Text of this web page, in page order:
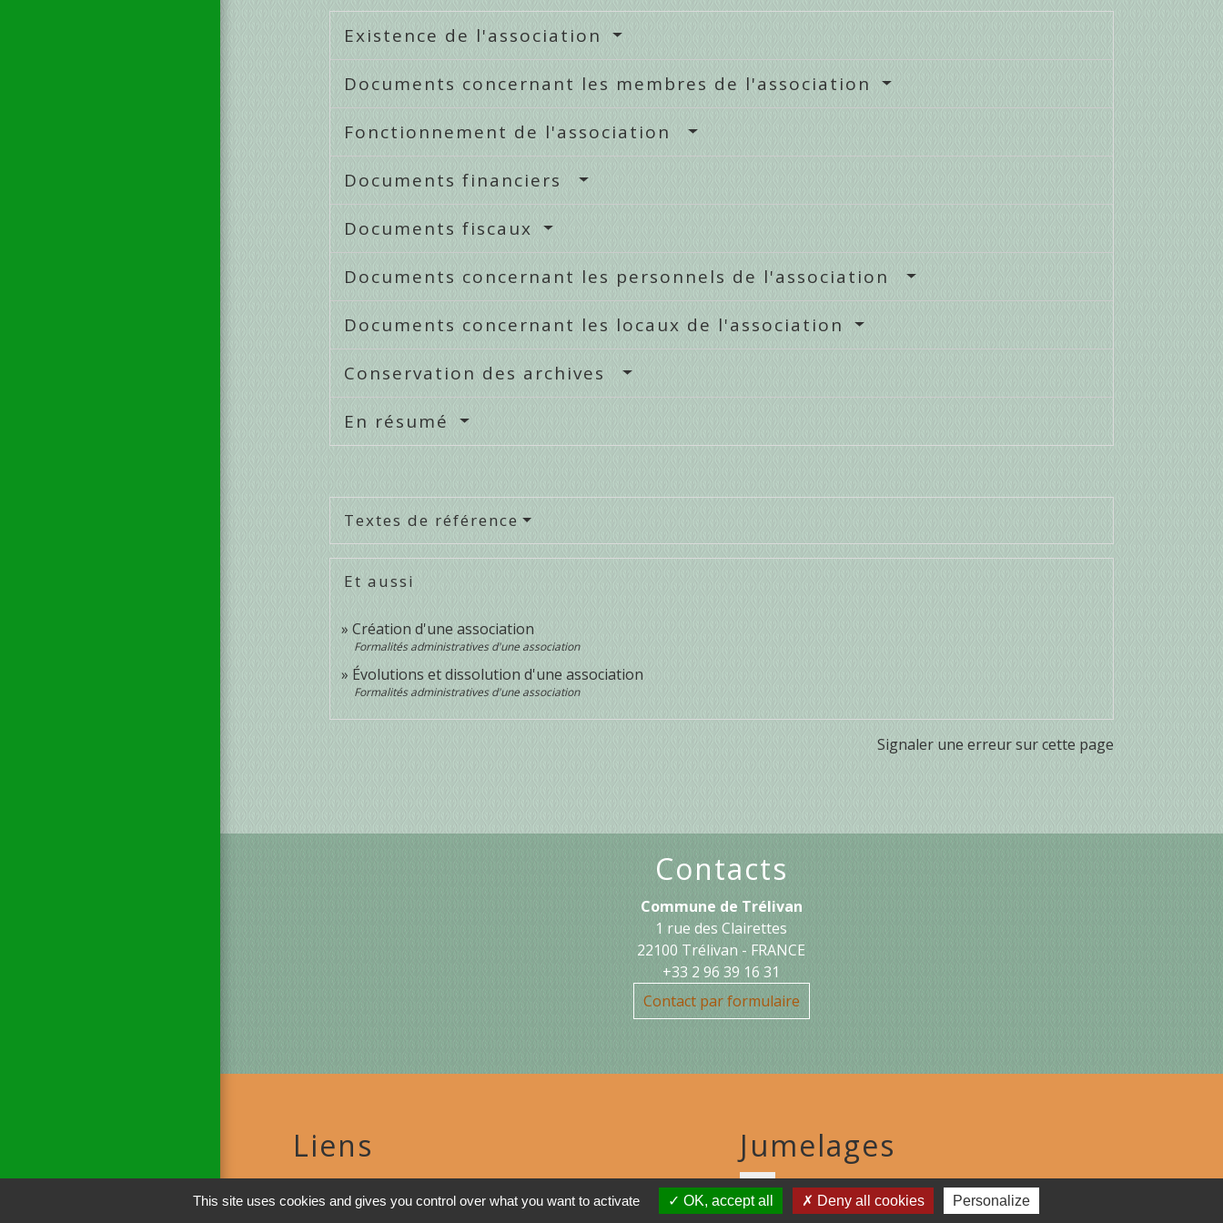
Existence de l'association
Documents concernant les membres de l'association
Fonctionnement de l'association
Documents financiers
Documents fiscaux
Documents concernant les personnels de l'association
Documents concernant les locaux de l'association
Conservation des archives
En résumé
Textes de référence
Et aussi
Création d'une association
Formalités administratives d'une association
Évolutions et dissolution d'une association
Formalités administratives d'une association
Signaler une erreur sur cette page
Contacts
Commune de Trélivan
1 rue des Clairettes
22100 Trélivan - FRANCE
+33 2 96 39 16 31
Contact par formulaire
Liens Jumelages
MONTGAILHARD (ARIEGE)
This site uses cookies and gives you control over what you want to activate OK, accept all Deny all cookies Personalize